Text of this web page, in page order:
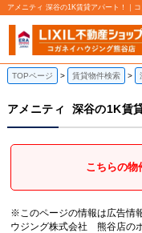
アメニティ 深谷の1K賃貸アパート！｜
TOPページ 賃貸物件検索
アメニティ 深谷の1K賃
こちらの物
※このページの情報は広告情
ウジング株式会社 熊谷店の